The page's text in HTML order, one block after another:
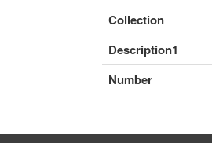
Collection
Description1
Number